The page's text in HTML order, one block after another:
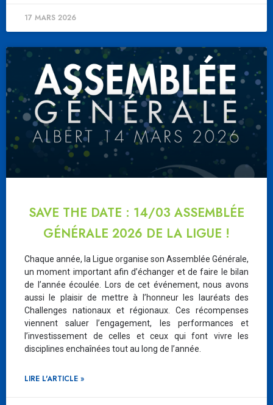
17 MARS 2026
SAVE THE DATE : 14/03 ASSEMBLÉE
GÉNÉRALE 2026 DE LA LIGUE !
Chaque année, la Ligue organise son Assemblée Générale,
un moment important afin d’échanger et de faire le bilan
de l’année écoulée. Lors de cet événement, nous avons
aussi le plaisir de mettre à l’honneur les lauréats des
Challenges nationaux et régionaux. Ces récompenses
viennent saluer l’engagement, les performances et
l’investissement de celles et ceux qui font vivre les
disciplines enchaînées tout au long de l’année.
LIRE L'ARTICLE »